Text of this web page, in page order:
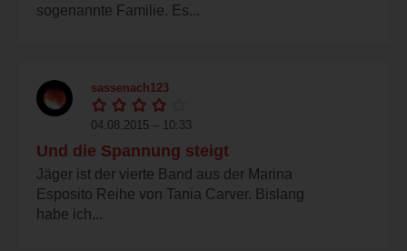
sogenannte Familie. Es...
sassenach123
04.08.2015 – 10:33
Und die Spannung steigt
Jäger ist der vierte Band aus der Marina
Esposito Reihe von Tania Carver. Bislang
habe ich...